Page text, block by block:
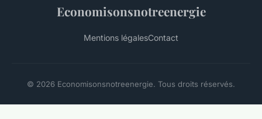
Economisonsnotreenergie
Mentions légalesContact
© 2026 Economisonsnotreenergie. Tous droits réservés.